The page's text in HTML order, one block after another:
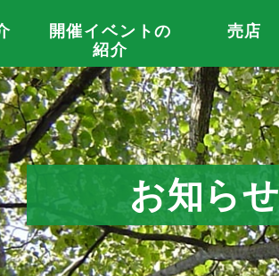
開催イベントの
紹介
売店
お知らせ